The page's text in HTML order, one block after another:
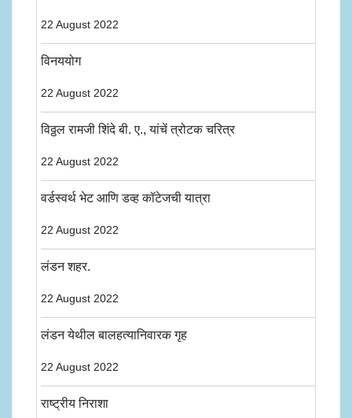
22 August 2022
विनययोग
22 August 2022
विठ्ठल रामजी शिंदे बी. ए., यांचें त्रोटक चरित्र
22 August 2022
वर्डस्वर्थ भेट आणि डव्ह कॉटेजची यात्रा
22 August 2022
लंडन शहर.
22 August 2022
लंडन येथील बालहत्यानिवारक गृह
22 August 2022
राष्ट्रीय निराशा